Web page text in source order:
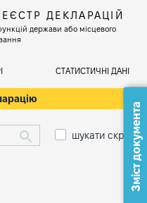
ДЕКЛАРАЦІЙ
держави або місцевого
СТАТИСТИЧНІ ДАНІ
шукати скрізьЗміст документа